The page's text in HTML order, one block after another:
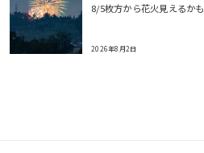
8/5枚方から花火見えるかも
2026年8月2日